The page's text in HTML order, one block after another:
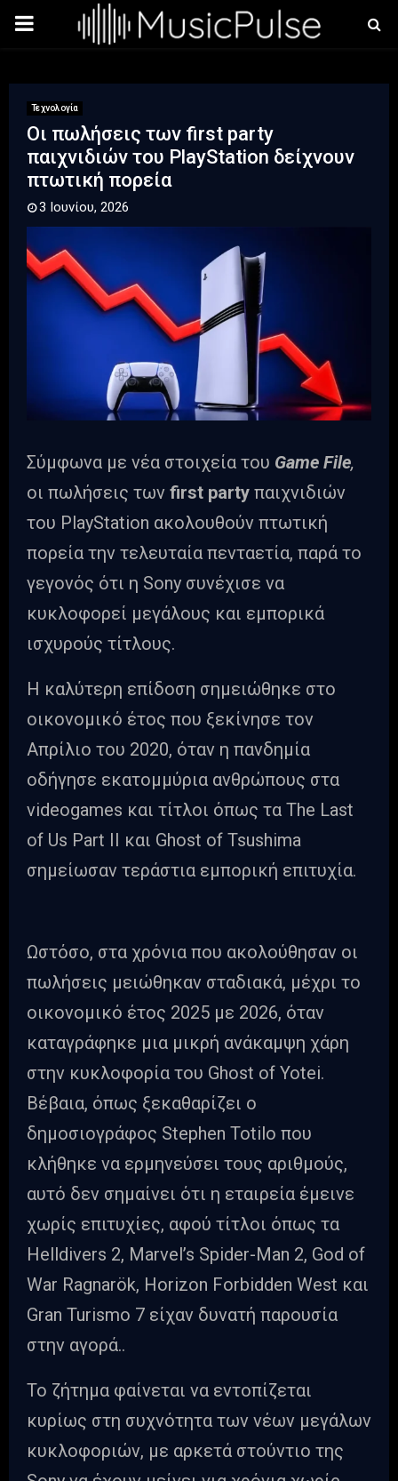
PRIMARY
Τεχνολογία
Οι πωλήσεις των first party
παιχνιδιών του PlayStation δείχνουν
πτωτική πορεία
3 Ιουνίου, 2026
Σύμφωνα με νέα στοιχεία του Game File,
οι πωλήσεις των first party παιχνιδιών
του PlayStation ακολουθούν πτωτική
πορεία την τελευταία πενταετία, παρά το
γεγονός ότι η Sony συνέχισε να
κυκλοφορεί μεγάλους και εμπορικά
ισχυρούς τίτλους.
Η καλύτερη επίδοση σημειώθηκε στο
οικονομικό έτος που ξεκίνησε τον
Απρίλιο του 2020, όταν η πανδημία
οδήγησε εκατομμύρια ανθρώπους στα
videogames και τίτλοι όπως τα The Last
of Us Part II και Ghost of Tsushima
σημείωσαν τεράστια εμπορική επιτυχία.
Ωστόσο, στα χρόνια που ακολούθησαν οι
πωλήσεις μειώθηκαν σταδιακά, μέχρι το
οικονομικό έτος 2025 με 2026, όταν
καταγράφηκε μια μικρή ανάκαμψη χάρη
στην κυκλοφορία του Ghost of Yotei.
Βέβαια, όπως ξεκαθαρίζει ο
δημοσιογράφος Stephen Totilo που
κλήθηκε να ερμηνεύσει τους αριθμούς,
αυτό δεν σημαίνει ότι η εταιρεία έμεινε
χωρίς επιτυχίες, αφού τίτλοι όπως τα
Helldivers 2, Marvel’s Spider-Man 2, God of
War Ragnarök, Horizon Forbidden West και
Gran Turismo 7 είχαν δυνατή παρουσία
στην αγορά..
Το ζήτημα φαίνεται να εντοπίζεται
κυρίως στη συχνότητα των νέων μεγάλων
κυκλοφοριών, με αρκετά στούντιο της